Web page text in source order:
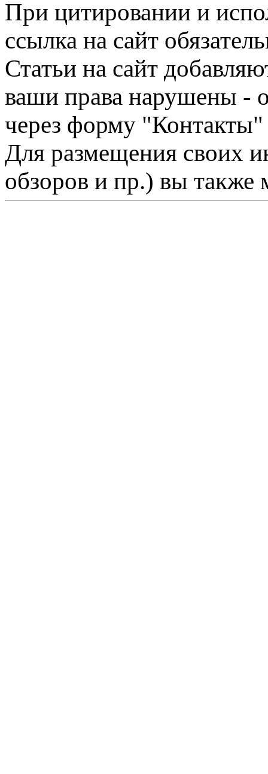
При цитировании и
ссылка на сайт
Статьи на сайт
ваши права нарушены -
через форму "Контакты"
Для размещения своих
обзоров и пр.) вы также